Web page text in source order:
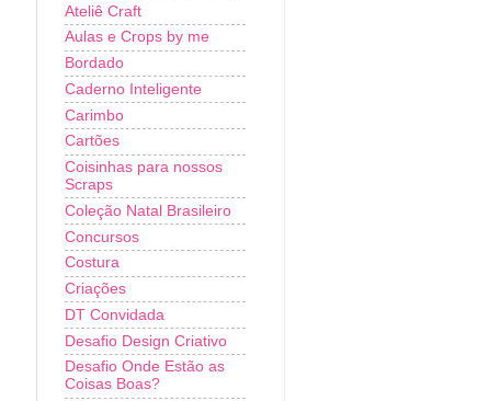
Ateliê Craft
Aulas e Crops by me
Bordado
Caderno Inteligente
Carimbo
Cartões
Coisinhas para nossos
Scraps
Coleção Natal Brasileiro
Concursos
Costura
Criações
DT Convidada
Desafio Design Criativo
Desafio Onde Estão as
Coisas Boas?